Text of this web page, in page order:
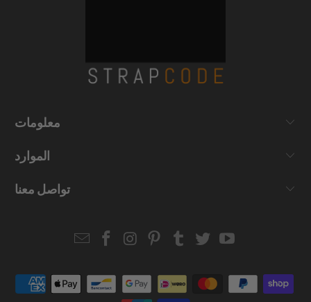
معلومات
الموارد
تواصل معنا
EmailStrapcode
Facebook
Strapcode
Instagram
Strapcode
Pinterest
Strapcode
Tumblr
Strapcode
TwitterYouTube